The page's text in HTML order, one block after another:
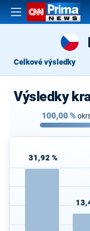
Celkové výsledky
Výsledky
100,00%
31,92 %